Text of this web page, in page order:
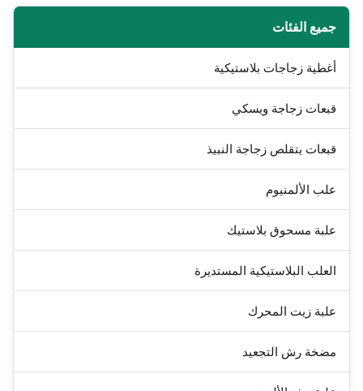
جميع الفئات
أغطية زجاجات بلاستيكية
قبعات زجاجة ويسكي
قبعات يتقلص زجاجة النبيذ
علب الألمنيوم
علبة مسحوق بلاستيك
العلب البلاستيكية المستديرة
علبة زيت المحرك
مضخة رش التجعيد